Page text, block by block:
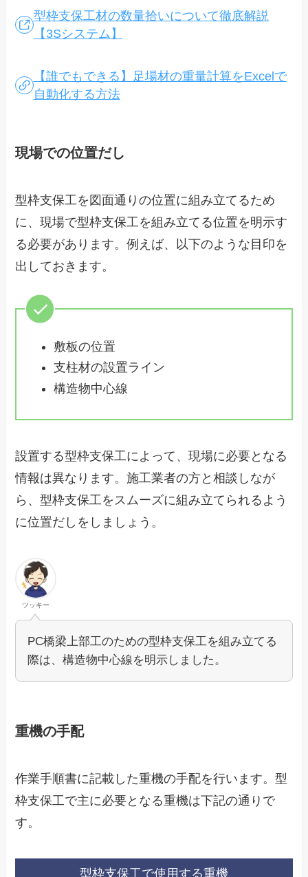
型枠支保工材の数量拾いについて徹底解説
【3Sシステム】
【誰でもできる】足場材の重量計算をExcelで
自動化する方法
現場での位置だし
型枠支保工を図面通りの位置に組み立てるため
に、現場で型枠支保工を組み立てる位置を明示す
る必要があります。例えば、以下のような目印を
出しておきます。
敷板の位置
支柱材の設置ライン
構造物中心線
設置する型枠支保工によって、現場に必要となる
情報は異なります。施工業者の方と相談しなが
ら、型枠支保工をスムーズに組み立てられるよう
に位置だしをしましょう。
ツッキー
PC橋梁上部工のための型枠支保工を組み立てる
際は、構造物中心線を明示しました。
重機の手配
作業手順書に記載した重機の手配を行います。型
枠支保工で主に必要となる重機は下記の通りで
す。
型枠支保工で使用する重機